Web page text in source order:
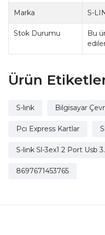
Marka S-
Stok Durumu
Bu
Ürün
S-lınk Bilgisayar
Pcı Express Kartlar
S-link Sl-3ex1 2 Port Usb
8697671453765